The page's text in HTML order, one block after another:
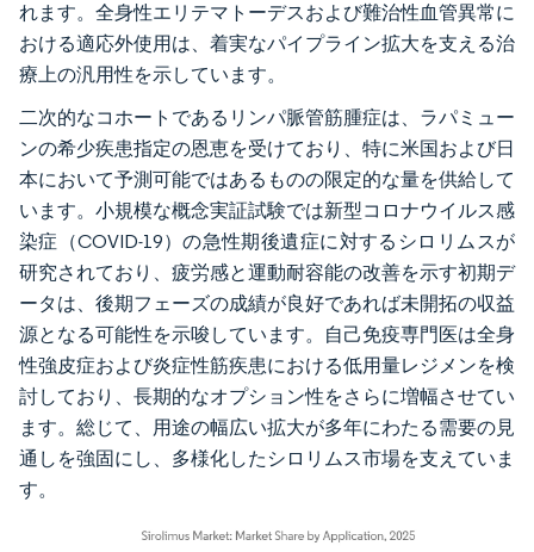
れます。全身性エリテマトーデスおよび難治性血管異常に
おける適応外使用は、着実なパイプライン拡大を支える治
療上の汎用性を示しています。
二次的なコホートであるリンパ脈管筋腫症は、ラパミュー
ンの希少疾患指定の恩恵を受けており、特に米国および日
本において予測可能ではあるものの限定的な量を供給して
います。小規模な概念実証試験では新型コロナウイルス感
染症（COVID-19）の急性期後遺症に対するシロリムスが
研究されており、疲労感と運動耐容能の改善を示す初期デ
ータは、後期フェーズの成績が良好であれば未開拓の収益
源となる可能性を示唆しています。自己免疫専門医は全身
性強皮症および炎症性筋疾患における低用量レジメンを検
討しており、長期的なオプション性をさらに増幅させてい
ます。総じて、用途の幅広い拡大が多年にわたる需要の見
通しを強固にし、多様化したシロリムス市場を支えていま
す。